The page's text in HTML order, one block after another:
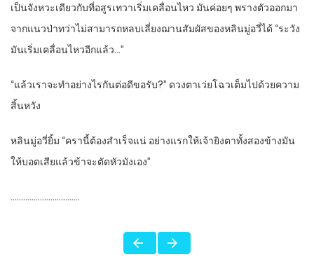
เป็นจังหวะเดียวกับที่อสูรเทวาเริ่มเคลื่อนไหว มันค่อยๆ พรางตัวออกมา
จากแนวป่าทว่าไม่สามารถหลบเลี่ยงฌานสัมผัสของหลินมู่อวี่ได้ “ระวัง
มันเริ่มเคลื่อนไหวอีกแล้ว…”
“แล้วเราจะทำอย่างไรกันต่อดีขอรับ?” ดวงตาเว่ยโฉวเต็มไปด้วยความ
สิ้นหวัง
หลินมู่อวี่ยิ้ม “ครานี้ต้องสำเร็จแน่ อย่างแรกให้เจ้ายิงตาทั้งสองข้างมัน
ให้บอดเสียแล้วข้าจะตัดหัวมังเอง”
……………………………